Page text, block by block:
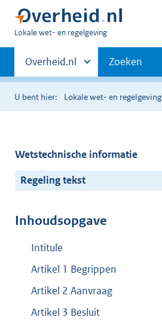
U
hier:
Lokale wet- en regelgeving
Primaire
navigatie
Andere
sites
binnen
Overheid.nl Zoeken
U bent hier: Lokale wet- en regelgeving
Wetstechnische informatie
Regeling tekst
Inhoudsopgave
Intitule
Artikel 1 Begrippen
Artikel 2 Aanvraag
Artikel 3 Besluit